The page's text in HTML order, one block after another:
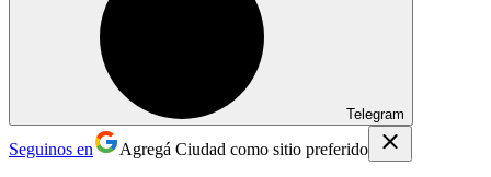
Telegram
Seguinos en Agregá Ciudad como sitio preferido